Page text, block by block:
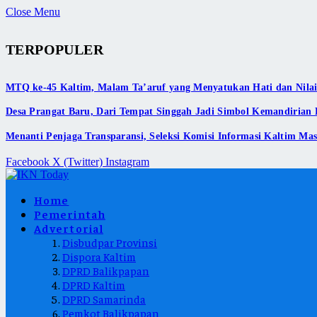
Close Menu
TERPOPULER
MTQ ke-45 Kaltim, Malam Ta’aruf yang Menyatukan Hati dan
Desa Prangat Baru, Dari Tempat Singgah Jadi Simbol Kemandirian
Menanti Penjaga Transparansi, Seleksi Komisi Informasi Kaltim
Facebook X (Twitter) Instagram
Home
Pemerintah
Advertorial
Disbudpar Provinsi
Dispora Kaltim
DPRD Balikpapan
DPRD Kaltim
DPRD Samarinda
Pemkot Balikpapan